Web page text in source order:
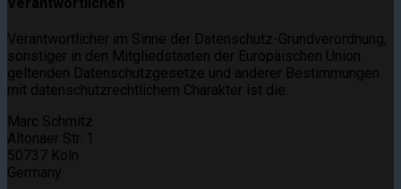
Verantwortlicher im Sinne der Datenschutz-Grundverordnung,
sonstiger in den Mitgliedstaaten der Europäischen Union
geltenden Datenschutzgesetze und anderer Bestimmungen
mit datenschutzrechtlichem Charakter ist die:
Marc Schmitz
Altonaer Str. 1
50737 Köln
Germany